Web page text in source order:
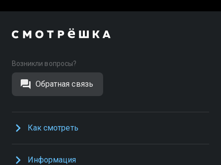
Возникли вопросы?
Обратная связь
Как смотреть
Информация